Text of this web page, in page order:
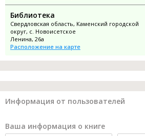
Библиотека
Свердловская область, Каменский городской
округ, с. Новоисетское
Ленина, 26а
Расположение на карте
Информация от пользователей
Ваша информация о книге